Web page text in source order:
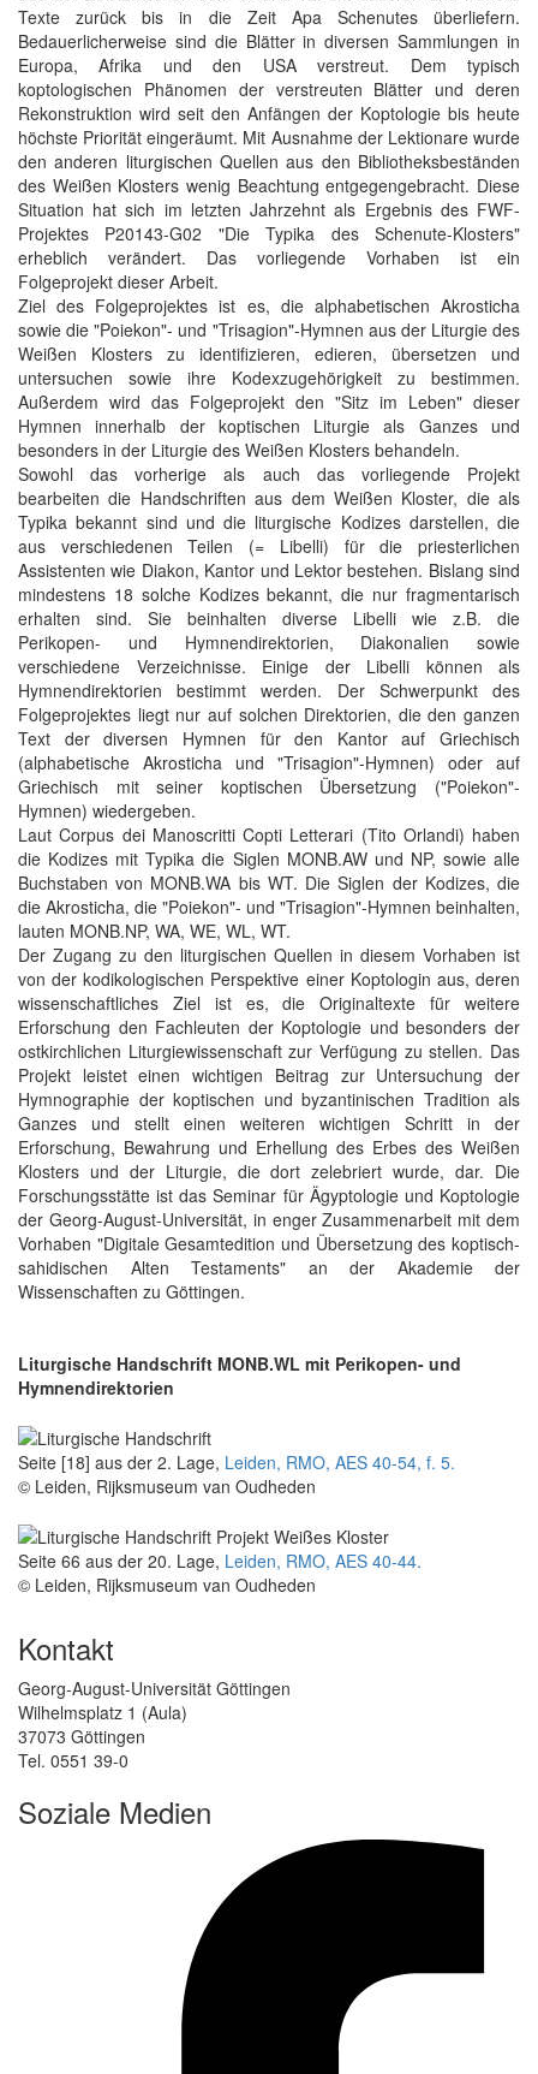
Texte zurück bis in die Zeit Apa Schenutes überliefern.
Bedauerlicherweise sind die Blätter in diversen Sammlungen in
Europa, Afrika und den USA verstreut. Dem typisch
koptologischen Phänomen der verstreuten Blätter und deren
Rekonstruktion wird seit den Anfängen der Koptologie bis heute
höchste Priorität eingeräumt. Mit Ausnahme der Lektionare wurde
den anderen liturgischen Quellen aus den Bibliotheksbeständen
des Weißen Klosters wenig Beachtung entgegengebracht. Diese
Situation hat sich im letzten Jahrzehnt als Ergebnis des FWF-
Projektes P20143-G02 "Die Typika des Schenute-Klosters"
erheblich verändert. Das vorliegende Vorhaben ist ein
Folgeprojekt dieser Arbeit.
Ziel des Folgeprojektes ist es, die alphabetischen Akrosticha
sowie die "Poiekon"- und "Trisagion"-Hymnen aus der Liturgie des
Weißen Klosters zu identifizieren, edieren, übersetzen und
untersuchen sowie ihre Kodexzugehörigkeit zu bestimmen.
Außerdem wird das Folgeprojekt den "Sitz im Leben" dieser
Hymnen innerhalb der koptischen Liturgie als Ganzes und
besonders in der Liturgie des Weißen Klosters behandeln.
Sowohl das vorherige als auch das vorliegende Projekt
bearbeiten die Handschriften aus dem Weißen Kloster, die als
Typika bekannt sind und die liturgische Kodizes darstellen, die
aus verschiedenen Teilen (= Libelli) für die priesterlichen
Assistenten wie Diakon, Kantor und Lektor bestehen. Bislang sind
mindestens 18 solche Kodizes bekannt, die nur fragmentarisch
erhalten sind. Sie beinhalten diverse Libelli wie z.B. die
Perikopen- und Hymnendirektorien, Diakonalien sowie
verschiedene Verzeichnisse. Einige der Libelli können als
Hymnendirektorien bestimmt werden. Der Schwerpunkt des
Folgeprojektes liegt nur auf solchen Direktorien, die den ganzen
Text der diversen Hymnen für den Kantor auf Griechisch
(alphabetische Akrosticha und "Trisagion"-Hymnen) oder auf
Griechisch mit seiner koptischen Übersetzung ("Poiekon"-
Hymnen) wiedergeben.
Laut Corpus dei Manoscritti Copti Letterari (Tito Orlandi) haben
die Kodizes mit Typika die Siglen MONB.AW und NP, sowie alle
Buchstaben von MONB.WA bis WT. Die Siglen der Kodizes, die
die Akrosticha, die "Poiekon"- und "Trisagion"-Hymnen beinhalten,
lauten MONB.NP, WA, WE, WL, WT.
Der Zugang zu den liturgischen Quellen in diesem Vorhaben ist
von der kodikologischen Perspektive einer Koptologin aus, deren
wissenschaftliches Ziel ist es, die Originaltexte für weitere
Erforschung den Fachleuten der Koptologie und besonders der
ostkirchlichen Liturgiewissenschaft zur Verfügung zu stellen. Das
Projekt leistet einen wichtigen Beitrag zur Untersuchung der
Hymnographie der koptischen und byzantinischen Tradition als
Ganzes und stellt einen weiteren wichtigen Schritt in der
Erforschung, Bewahrung und Erhellung des Erbes des Weißen
Klosters und der Liturgie, die dort zelebriert wurde, dar. Die
Forschungsstätte ist das Seminar für Ägyptologie und Koptologie
der Georg-August-Universität, in enger Zusammenarbeit mit dem
Vorhaben "Digitale Gesamtedition und Übersetzung des koptisch-
sahidischen Alten Testaments" an der Akademie der
Wissenschaften zu Göttingen.
Liturgische Handschrift MONB.WL mit Perikopen- und
Hymnendirektorien
Seite [18] aus der 2. Lage, Leiden, RMO, AES 40-54, f. 5.
© Leiden, Rijksmuseum van Oudheden
Seite 66 aus der 20. Lage, Leiden, RMO, AES 40-44.
© Leiden, Rijksmuseum van Oudheden
Kontakt
Georg-August-Universität Göttingen
Wilhelmsplatz 1 (Aula)
37073 Göttingen
Tel. 0551 39-0
Soziale Medien